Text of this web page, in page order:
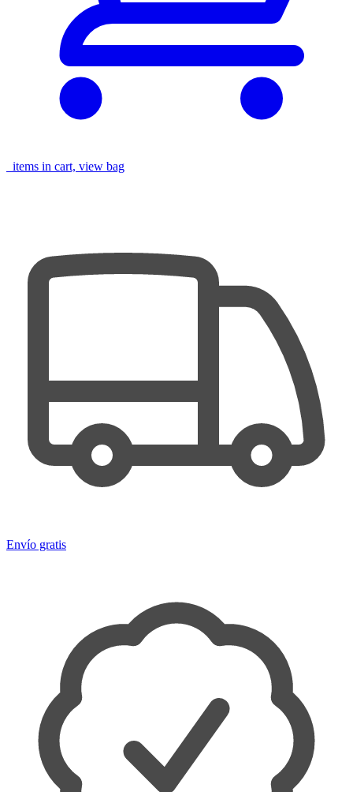
items in cart, view bag
Envío gratis